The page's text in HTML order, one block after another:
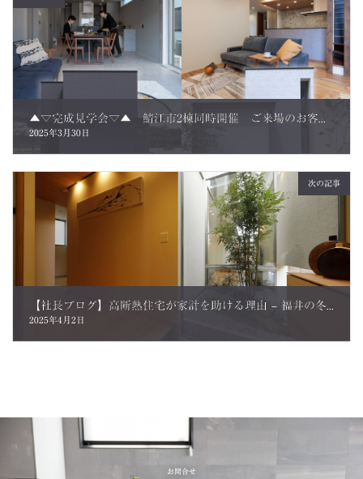
2025年3月30日
次の記事
2025年4月2日
お問合せ